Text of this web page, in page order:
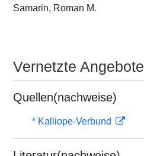
Samarin, Roman M.
Vernetzte Angebote
Quellen(nachweise)
* Kalliope-Verbund